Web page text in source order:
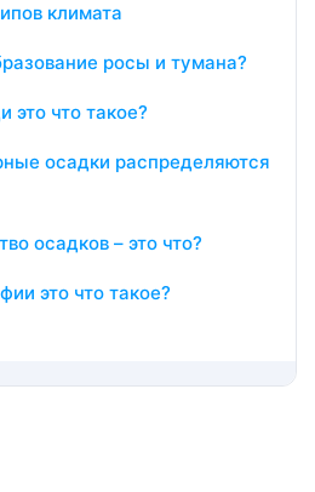
климата
росы и тумана?
что такое?
осадки распределяются
осадков – это что?
это что такое?